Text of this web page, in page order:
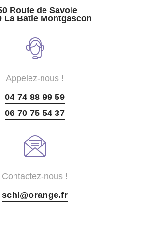
Route de Savoie
La Batie Montgascon
Appelez-nous !
04 74 88 99 59
06 70 75 54 37
Contactez-nous !
schl@orange.fr